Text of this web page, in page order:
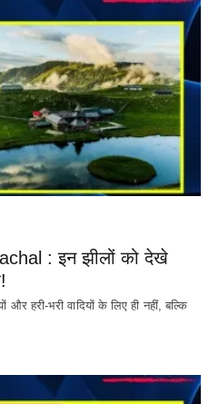
: इन झीलों को देखे
और हरी-भरी वादियों के लिए ही नहीं, बल्कि